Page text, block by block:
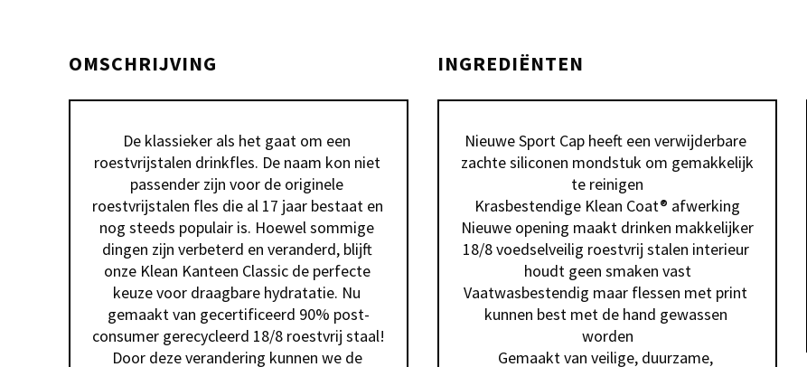
OMSCHRIJVING
De klassieker als het gaat om een
roestvrijstalen drinkfles. De naam kon niet
passender zijn voor de originele
roestvrijstalen fles die al 17 jaar bestaat en
nog steeds populair is. Hoewel sommige
dingen zijn verbeterd en veranderd, blijft
onze Klean Kanteen Classic de perfecte
keuze voor draagbare hydratatie. Nu
gemaakt van gecertificeerd 90% post-
consumer gerecycleerd 18/8 roestvrij staal!
Door deze verandering kunnen we de
INGREDIËNTEN
Nieuwe Sport Cap heeft een verwijderbare
zachte siliconen mondstuk om gemakkelijk
te reinigen
Krasbestendige Klean Coat® afwerking
Nieuwe opening maakt drinken makkelijker
18/8 voedselveilig roestvrij stalen interieur
houdt geen smaken vast
Vaatwasbestendig maar flessen met print
kunnen best met de hand gewassen
worden
Gemaakt van veilige, duurzame,